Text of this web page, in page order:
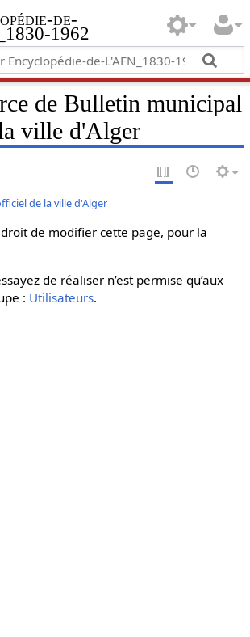
de-
1962
de Bulletin municipal
ville d'Alger
de la ville d'Alger
droit de modifier cette page, pour la
de réaliser n’est permise qu’aux
: Utilisateurs.